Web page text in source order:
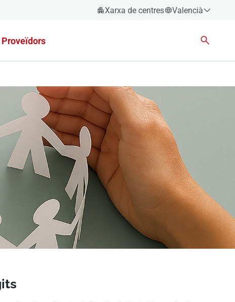
Xarxa de centres
Valencià
Proveïdors